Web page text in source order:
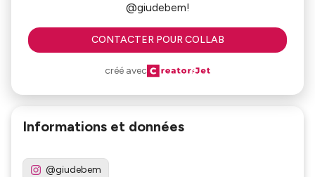
@giudebem!
CONTACTER POUR COLLAB
créé avec
Informations et données
@giudebem